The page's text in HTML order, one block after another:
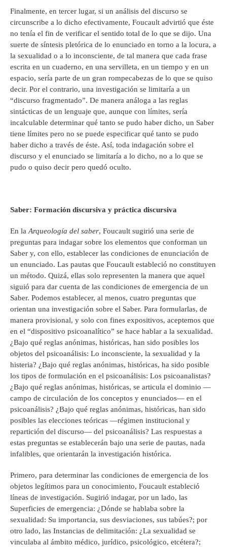
Finalmente, en tercer lugar, si un análisis del discurso se
circunscribe a lo dicho efectivamente, Foucault advirtió que éste
no tenía el fin de verificar el sentido total de lo que se dijo. Una
suerte de síntesis pletórica de lo enunciado en torno a la locura, a
la sexualidad o a lo inconsciente, de tal manera que cada frase
escrita en un cuaderno, en una servilleta, en un tiempo y en un
espacio, sería parte de un gran rompecabezas de lo que se quiso
decir. Por el contrario, una investigación se limitaría a un
“discurso fragmentado”. De manera análoga a las reglas
sintácticas de un lenguaje que, aunque con límites, sería
incalculable determinar qué tanto se pudo haber dicho, un Saber
tiene límites pero no se puede especificar qué tanto se pudo
haber dicho a través de éste. Así, toda indagación sobre el
discurso y el enunciado se limitaría a lo dicho, no a lo que se
pudo o quiso decir pero quedó oculto.
Saber: Formación discursiva y práctica discursiva
En laArqueología del saber, Foucault sugirió una serie de
preguntas para indagar sobre los elementos que conforman un
Saber y, con ello, establecer las condiciones de enunciación de
un enunciado. Las pautas que Foucault estableció no constituyen
un método. Quizá, ellas solo representen la manera que aquel
siguió para dar cuenta de las condiciones de emergencia de un
Saber. Podemos establecer, al menos, cuatro preguntas que
orientan una investigación sobre el Saber. Para formularlas, de
manera provisional, y solo con fines expositivos, aceptemos que
en el “dispositivo psicoanalítico” se hace hablar a la sexualidad.
¿Bajo qué reglas anónimas, históricas, han sido posibles los
objetos del psicoanálisis: Lo inconsciente, la sexualidad y la
histeria? ¿Bajo qué reglas anónimas, históricas, ha sido posible
los tipos de formulación en el psicoanálisis: Los psicoanalistas?
¿Bajo qué reglas anónimas, históricas, se articula el dominio —
campo de circulación de los conceptos y enunciados— en el
psicoanálisis? ¿Bajo qué reglas anónimas, históricas, han sido
posibles las elecciones teóricas —régimen institucional y
repartición del discurso— del psicoanálisis? Las respuestas a
estas preguntas se establecerán bajo una serie de pautas, nada
infalibles, que orientarán la investigación histórica.
Primero, para determinar las condiciones de emergencia de los
objetos legítimos para un conocimiento, Foucault estableció
líneas de investigación. Sugirió indagar, por un lado, las
Superficies de emergencia: ¿Dónde se hablaba sobre la
sexualidad: Su importancia, sus desviaciones, sus tabúes?; por
otro lado, las Instancias de delimitación: ¿La sexualidad se
vinculaba al ámbito médico, jurídico, psicológico, etcétera?;